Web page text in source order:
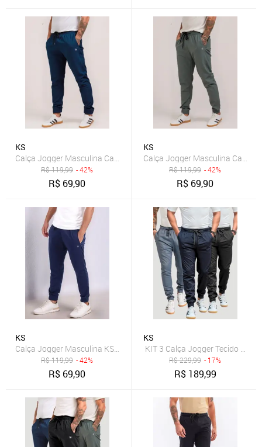
KS
Calça Jogger Masculina Casual Tecido Tactel com Elastano Treino
R$119,99 - 42%
R$ 69,90
KS
Calça Jogger Masculina Casual
R$119,99 - 42%
R$ 69,90
KS
Calça Jogger Masculina KS Slim Tecido Dry Fit Treino Academia
R$119,99 - 42%
R$ 69,90
KS
KIT 3 Calça Jogger Tecido
R$229,99 - 17%
R$ 189,99